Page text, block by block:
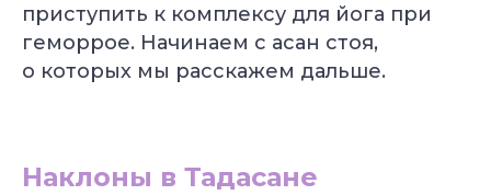
приступить к комплексу для йога при
геморрое. Начинаем с асан стоя,
о которых мы расскажем дальше.
Наклоны в Тадасане